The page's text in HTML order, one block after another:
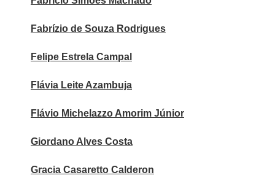
Fabrízio de Souza Rodrigues
Felipe Estrela Campal
Flávia Leite Azambuja
Flávio Michelazzo Amorim Júnior
Giordano Alves Costa
Gracia Casaretto Calderon